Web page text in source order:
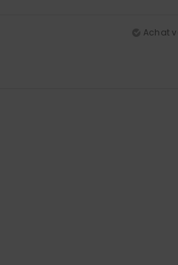
Achat